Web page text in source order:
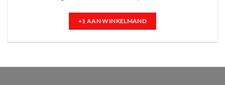
+1 AAN WINKELMAND